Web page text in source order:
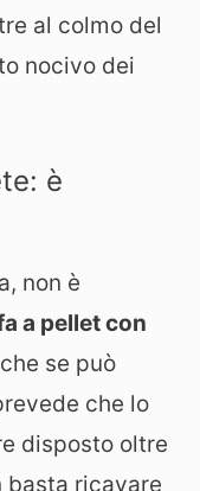
al colmo del
nocivo dei
è
non è
a pellet con
se può
che lo
disposto oltre
basta ricavare